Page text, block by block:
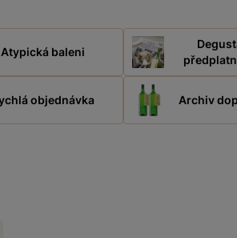
Atypická baleni
objednávka Archiv